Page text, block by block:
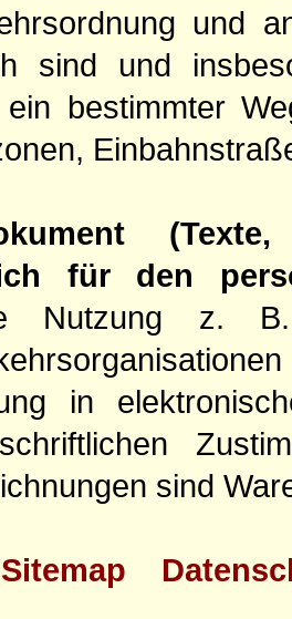
und
sind und
bestimmter
für den
Nutzung z.
in
sind
Sitemap